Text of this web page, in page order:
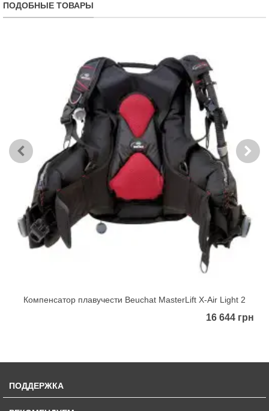
ПОДОБНЫЕ ТОВАРЫ
Компенсатор плавучести Beuchat MasterLift X-Air Light 2
16 644 грн
ПОДДЕРЖКА